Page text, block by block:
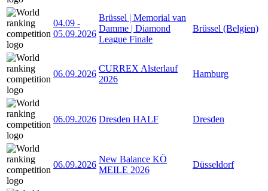
04.09 -
05.09.2026
Brüssel | Memorial van
Damme | Diamond
League Finale
Brüssel (Belgien)
06.09.2026
CURREX Alsterlauf
2026
Hamburg
06.09.2026 Dresden HALF Dresden
06.09.2026
New Balance KÖ
MEILE 2026
Düsseldorf